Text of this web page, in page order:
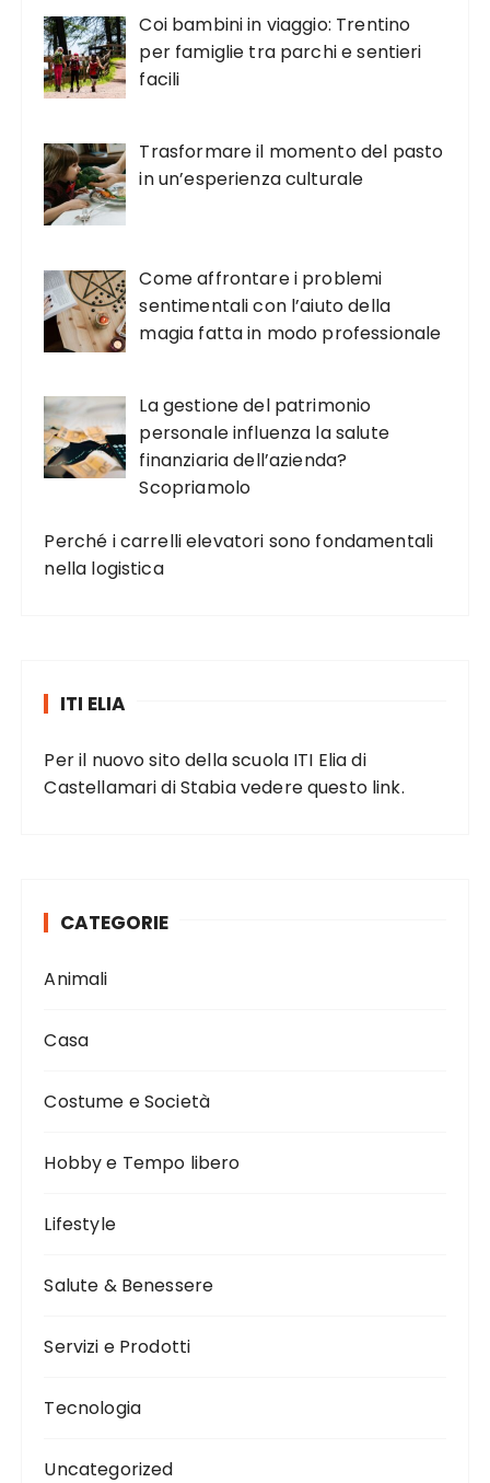
Coi bambini in viaggio: Trentino
per famiglie tra parchi e sentieri
facili
Trasformare il momento del pasto
in un’esperienza culturale
Come affrontare i problemi
sentimentali con l’aiuto della
magia fatta in modo professionale
La gestione del patrimonio
personale influenza la salute
finanziaria dell’azienda?
Scopriamolo
Perché i carrelli elevatori sono fondamentali
nella logistica
ITI ELIA
Per il nuovo sito della scuola ITI Elia di
Castellamari di Stabia vederequesto link.
CATEGORIE
Animali
Casa
Costume e Società
Hobby e Tempo libero
Lifestyle
Salute & Benessere
Servizi e Prodotti
Tecnologia
Uncategorized